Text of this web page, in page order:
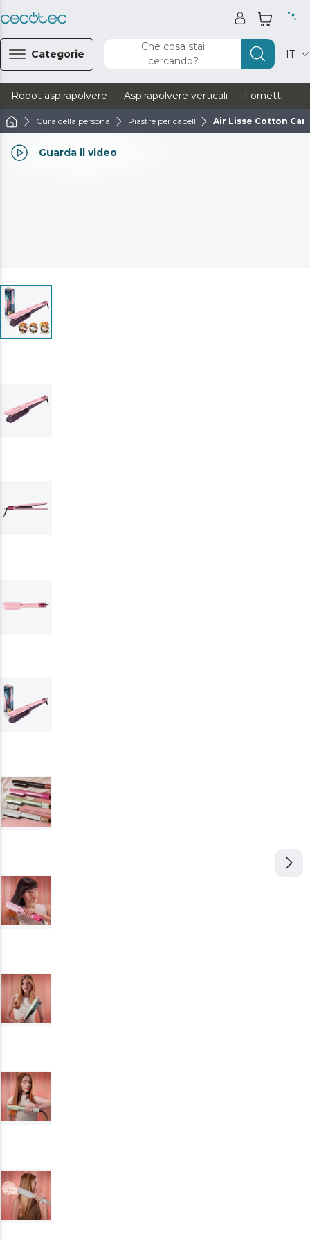
Categorie
Che cosa stai
cercando?
IT
Robot aspirapolvere Aspirapolvere verticali Fornetti
Cura della persona Piastre per capelli Air Lisse Cotton
Guarda il video